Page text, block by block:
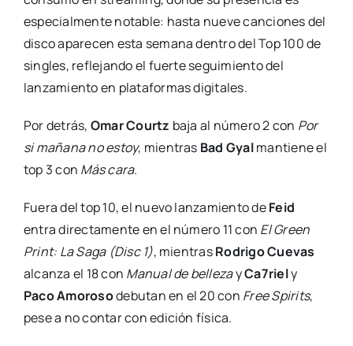
especialmente notable: hasta nueve canciones del
disco aparecen esta semana dentro del Top 100 de
singles, reflejando el fuerte seguimiento del
lanzamiento en plataformas digitales.
Por detrás, Omar Courtz baja al número 2 con Por
si mañana no estoy, mientras Bad Gyalmantiene el
top 3 con Más cara.
Fuera del top 10, el nuevo lanzamiento deFeid
entra directamente en el número 11 con El Green
Print: La Saga (Disc 1), mientrasRodrigo Cuevas
alcanza el 18 con Manual de bellezayCa7riely
Paco Amorosodebutan en el 20 con Free Spirits,
pese a no contar con edición física.